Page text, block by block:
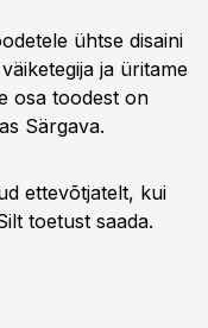
ühtse disaini
ja üritame
osa toodest on
Särgava.
ettevõtjatelt, kui
toetust saada.